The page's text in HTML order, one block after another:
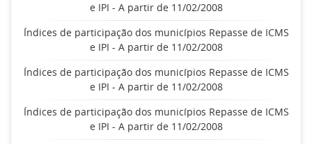
e IPI - A partir de 11/02/2008
Índices de participação dos municípios Repasse de ICMS
e IPI - A partir de 11/02/2008
Índices de participação dos municípios Repasse de ICMS
e IPI - A partir de 11/02/2008
Índices de participação dos municípios Repasse de ICMS
e IPI - A partir de 11/02/2008